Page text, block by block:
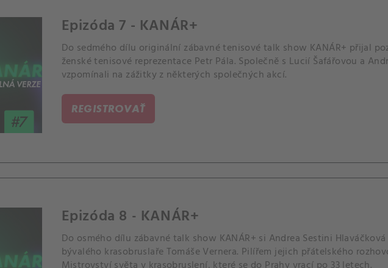
Epizóda 7 - KANÁR+
Do sedmého dílu originální zábavné tenisové talk show KANÁR+ přijal
ženské tenisové reprezentace Petr Pála. Společně s Lucií Šafářovou a
vzpomínali na zážitky z některých společných akcí.
REGISTROVAŤ
Epizóda 8 - KANÁR+
Do osmého dílu zábavné talk show KANÁR+ si Andrea Sestini
bývalého krasobruslaře Tomáše Vernera. Pilířem jejich přátelského